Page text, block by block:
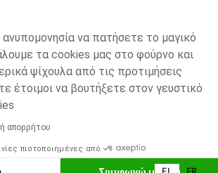
να πατήσετε το μαγικό
τα cookies μας στο φούρνο και
ψίχουλα από τις προτιμήσεις
έτοιμοι να βουτήξετε στον γευστικό
απορρήτου
πιστοποιημένες από
3
πληρωμής με
ΣΤΟ ΚΑΛΆΘΙ
*Εμπορικες προσφορες
Προσωπικά δεδομένα
Διαχείρηση των cookies
μη συμμορφούμενη
στον κωδικά δεοντολογίας και στο σύστημα
Ομοσπονδίας Ηλεκτρονικού Εμπορίου.